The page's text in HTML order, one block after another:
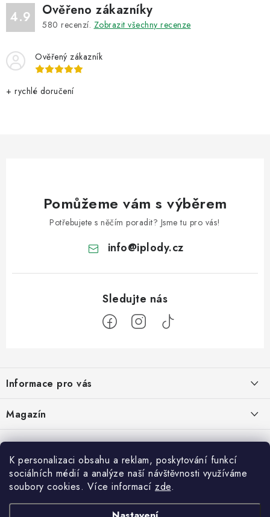
K personalizaci obsahu a reklam, poskytování funkcí
sociálních médií a analýze naší návštěvnosti využíváme
soubory cookies. Více informací zde.
4.9 Ověřeno zákazníky
580 recenzí. Zobrazit všechny recenze
Ověřený zákazník
+ rychlé doručení
Pomůžeme vám s výběrem
Potřebujete s něčím poradit? Jsme tu pro vás!
info@iplody.cz
p
a
t
í
Informace pro vás
Doprava a platba
Velkoobchod
Reklamace a vrácení zboží
Magazín
Kombucha – osvěžující nápoj pro zdravé zažívání
Konjak: Rostlina, která dala hubnutí a zdravému životnímu stylu nový
19.6.2026
Nákupní košík
0KS /0 KČ